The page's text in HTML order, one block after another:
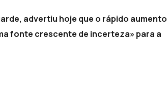
advertiu hoje que o rápido aumento
fonte crescente de incerteza» para a